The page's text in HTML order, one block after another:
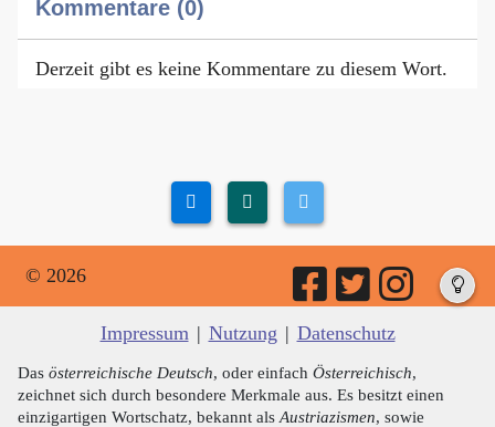
Kommentare (0)
Derzeit gibt es keine Kommentare zu diesem Wort.
© 2026
Impressum | Nutzung | Datenschutz
Das österreichische Deutsch, oder einfach Österreichisch,
zeichnet sich durch besondere Merkmale aus. Es besitzt einen
einzigartigen Wortschatz, bekannt als Austriazismen, sowie